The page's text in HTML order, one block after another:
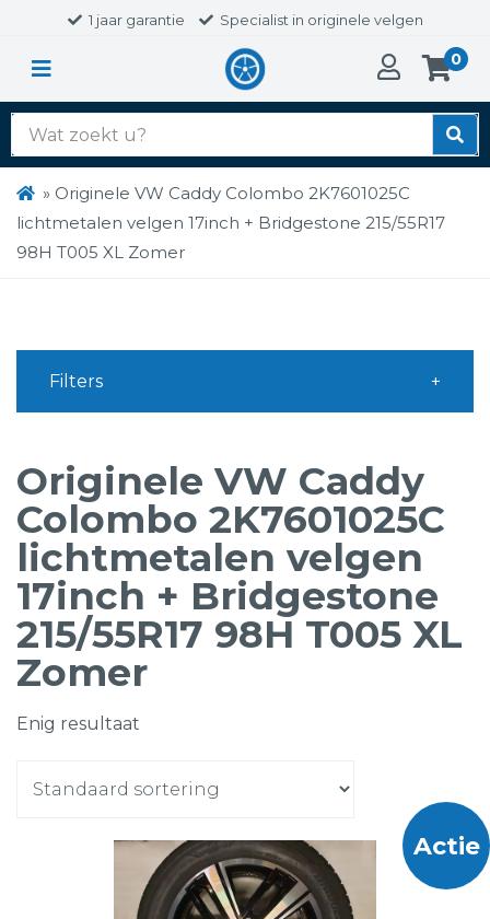
1 jaar garantie Specialist in originele velgen
0
Zoek
naar:
» Originele VW Caddy Colombo 2K7601025C
lichtmetalen velgen 17inch + Bridgestone 215/55R17
98H T005 XL Zomer
Originele VW Caddy
Colombo 2K7601025C
lichtmetalen velgen
17inch + Bridgestone
215/55R17 98H T005 XL
Zomer
Enig resultaat
Actie
Filters